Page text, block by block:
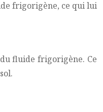
frigorigène, ce qui lui
fluide frigorigène. Ce